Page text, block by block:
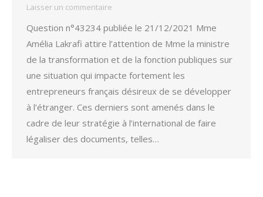
Laisser un commentaire
Question n°43234 publiée le 21/12/2021 Mme
Amélia Lakrafi attire l’attention de Mme la ministre
de la transformation et de la fonction publiques sur
une situation qui impacte fortement les
entrepreneurs français désireux de se développer
à l’étranger. Ces derniers sont amenés dans le
cadre de leur stratégie à l’international de faire
légaliser des documents, telles…